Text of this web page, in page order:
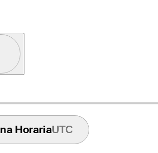
Pass Logo
HorariaUTC